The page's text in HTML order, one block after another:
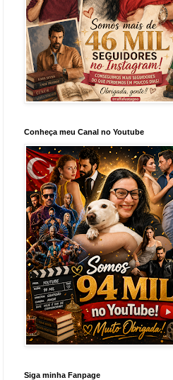
Conheça meu Canal no Youtube
Siga minha Fanpage